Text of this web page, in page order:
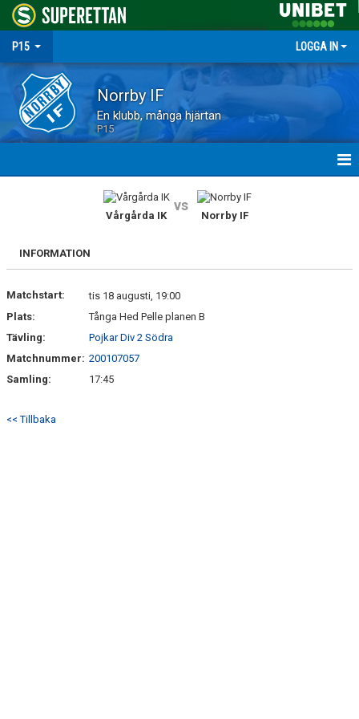
P15 LOGGA IN
Norrby IF
En klubb, många hjärtan
P15
MATCHER
TRUPPEN
BILDER
Vårgårda IK
vs
Norrby IF
INFORMATION
Matchstart:
tis 18 augusti, 19:00
Plats:
Tånga Hed Pelle planen B
Tävling:
Pojkar Div 2 Södra
Matchnummer: 200107057
Samling:
17:45
<< Tillbaka